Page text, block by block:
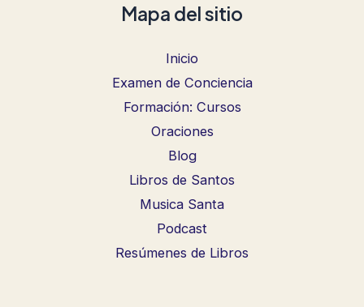
Mapa del sitio
Inicio
Examen de Conciencia
Formación: Cursos
Oraciones
Blog
Libros de Santos
Musica Santa
Podcast
Resúmenes de Libros